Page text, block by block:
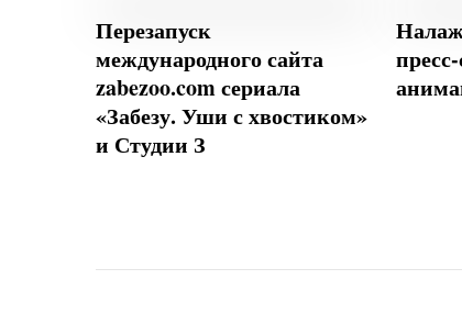
Перезапуск
международного сайта
zabezoo.com сериала
«Забезу. Уши с хвостиком»
и Студии З